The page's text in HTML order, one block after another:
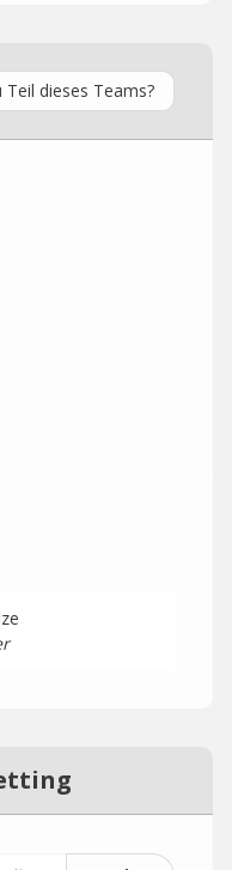
Teil dieses Teams?